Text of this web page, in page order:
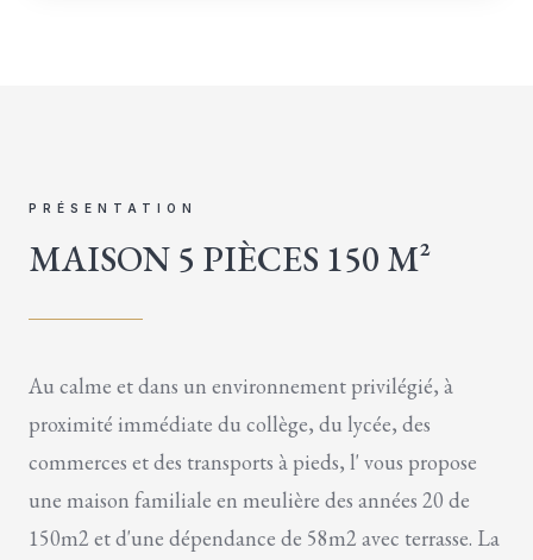
PRÉSENTATION
MAISON 5 PIÈCES 150 M²
Au calme et dans un environnement privilégié, à
proximité immédiate du collège, du lycée, des
commerces et des transports à pieds, l' vous propose
une maison familiale en meulière des années 20 de
150m2 et d'une dépendance de 58m2 avec terrasse. La